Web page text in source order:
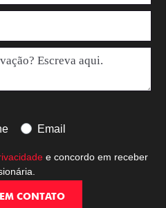
Email
e concordo em receber
CONTATO